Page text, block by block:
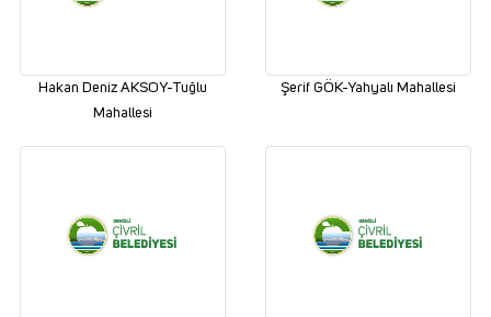
Hakan Deniz AKSOY-Tuğlu
Mahallesi
Şerif GÖK-Yahyalı Mahallesi